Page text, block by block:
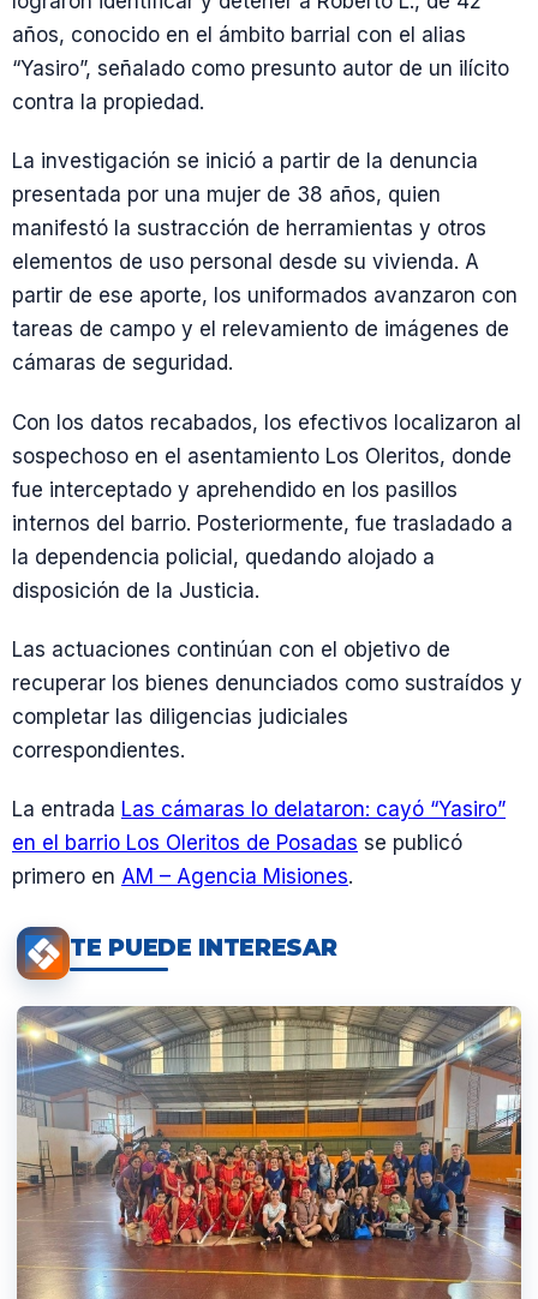
años, conocido en el ámbito barrial con el alias
“Yasiro”, señalado como presunto autor de un ilícito
contra la propiedad.
La investigación se inició a partir de la denuncia
presentada por una mujer de 38 años, quien
manifestó la sustracción de herramientas y otros
elementos de uso personal desde su vivienda. A
partir de ese aporte, los uniformados avanzaron con
tareas de campo y el relevamiento de imágenes de
cámaras de seguridad.
Con los datos recabados, los efectivos localizaron al
sospechoso en el asentamiento Los Oleritos, donde
fue interceptado y aprehendido en los pasillos
internos del barrio. Posteriormente, fue trasladado a
la dependencia policial, quedando alojado a
disposición de la Justicia.
Las actuaciones continúan con el objetivo de
recuperar los bienes denunciados como sustraídos y
completar las diligencias judiciales
correspondientes.
La entrada Las cámaras lo delataron: cayó “Yasiro”
en el barrio Los Oleritos de Posadas se publicó
primero en AM – Agencia Misiones.
TE PUEDE INTERESAR